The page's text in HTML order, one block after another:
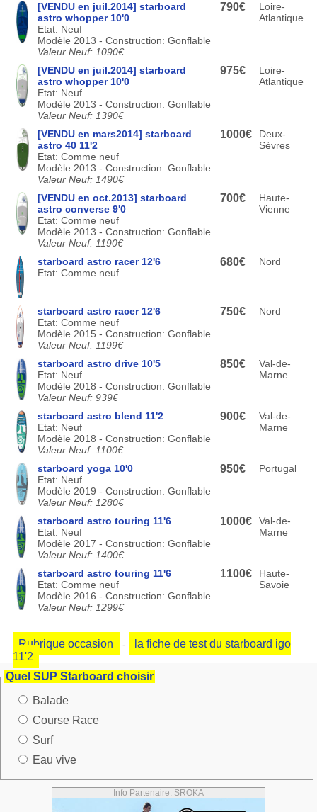
[VENDU en juil.2014] starboard
astro whopper 10'0
Etat: Neuf
Modèle 2013 - Construction: Gonflable
Valeur Neuf: 1090€
790€
Loire-
Atlantique
[VENDU en juil.2014] starboard
astro whopper 10'0
Etat: Neuf
Modèle 2013 - Construction: Gonflable
Valeur Neuf: 1390€
975€
Loire-
Atlantique
[VENDU en mars2014] starboard
astro 40 11'2
Etat: Comme neuf
Modèle 2013 - Construction: Gonflable
Valeur Neuf: 1490€
1000€
Deux-
Sèvres
[VENDU en oct.2013] starboard
astro converse 9'0
Etat: Comme neuf
Modèle 2013 - Construction: Gonflable
Valeur Neuf: 1190€
700€
Haute-
Vienne
starboard astro racer 12'6
Etat: Comme neuf
680€ Nord
starboard astro racer 12'6
Etat: Comme neuf
Modèle 2015 - Construction: Gonflable
Valeur Neuf: 1199€
750€ Nord
starboard astro drive 10'5
Etat: Neuf
Modèle 2018 - Construction: Gonflable
Valeur Neuf: 939€
850€
Val-de-
Marne
starboard astro blend 11'2
Etat: Neuf
Modèle 2018 - Construction: Gonflable
Valeur Neuf: 1100€
900€
Val-de-
Marne
starboard yoga 10'0
Etat: Neuf
Modèle 2019 - Construction: Gonflable
Valeur Neuf: 1280€
950€ Portugal
starboard astro touring 11'6
Etat: Neuf
Modèle 2017 - Construction: Gonflable
Valeur Neuf: 1400€
1000€
Val-de-
Marne
starboard astro touring 11'6
Etat: Comme neuf
Modèle 2016 - Construction: Gonflable
Valeur Neuf: 1299€
1100€
Haute-
Savoie
Rubrique occasion -
la fiche de test du starboard igo
11'2
Quel SUP Starboard choisir
Balade
Course Race
Surf
Eau vive
Info Partenaire: SROKA